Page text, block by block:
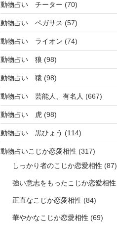
動物占い チーター (70)
動物占い ペガサス (57)
動物占い ライオン (74)
動物占い 狼 (98)
動物占い 猿 (98)
動物占い 芸能人、有名人 (667)
動物占い 虎(98)
動物占い 黒ひょう (114)
動物占いこじか恋愛相性 (317)
しっかり者のこじか恋愛相性 (87)
強い意志をもったこじか恋愛相性
正直なこじか恋愛相性 (84)
華やかなこじか恋愛相性 (69)